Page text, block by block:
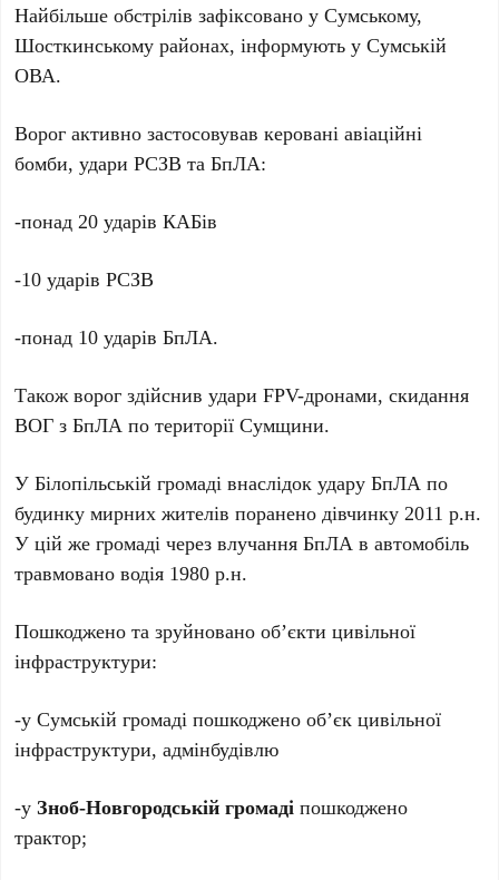
Найбільше обстрілів зафіксовано у Сумському,
Шосткинському районах, інформують у Сумській
ОВА.
Ворог активно застосовував керовані авіаційні
бомби, удари РСЗВ та БпЛА:
-понад 20 ударів КАБів
-10 ударів РСЗВ
-понад 10 ударів БпЛА.
Також ворог здійснив удари FPV-дронами, скидання
ВОГ з БпЛА по території Сумщини.
У Білопільській громаді внаслідок удару БпЛА по
будинку мирних жителів поранено дівчинку 2011 р.н.
У цій же громаді через влучання БпЛА в автомобіль
травмовано водія 1980 р.н.
Пошкоджено та зруйновано об’єкти цивільної
інфраструктури:
-у Сумській громаді пошкоджено об’єк цивільної
інфраструктури, адмінбудівлю
-уЗноб-Новгородській громаді пошкоджено
трактор;